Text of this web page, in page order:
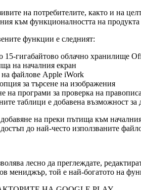
на потребителите, както и на
към функционалността на
функции е следният:
15-гигабайтово облачно хранилище
на началния екран
файлове Apple iWork
за търсене на изображения
на програми за проверка на
таблици е добавена възможност
на преки пътища към
до най-често използваните
лесно да преглеждате,
мениджър, той е най-богатото на